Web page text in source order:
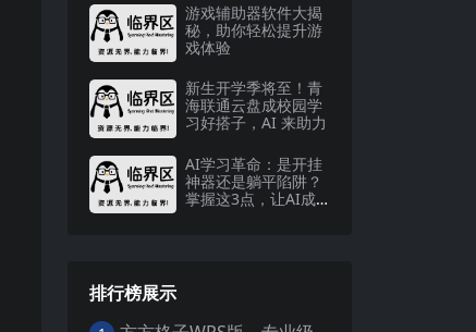
游戏辅助器软件大揭
秘，助你轻松提升游
戏体验
新生开学季将至！青
海联通云盘成校园学
习好搭子，AI 来助力
AI学习革命：是开挂
神器还是躺平陷阱？
掌握这3点，让AI成
排行榜展示